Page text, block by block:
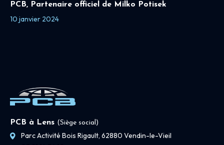
PCB, Partenaire officiel de Milko Potisek
10 janvier 2024
PCB à Lens (Siège social)
Parc Activité Bois Rigault, 62880 Vendin-le-Vieil